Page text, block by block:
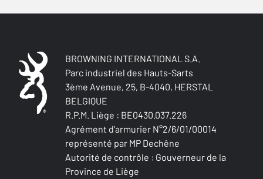
BROWNING INTERNATIONAL S.A.
Parc industriel des Hauts-Sarts
3ème Avenue, 25, B-4040, HERSTAL
BELGIQUE
R.P.M. Liège : BE0430.037.226
Agrément d'armurier N°2/6/01/00014
représenté par MP Dechêne
Autorité de contrôle : Gouverneur de la
Province de Liège